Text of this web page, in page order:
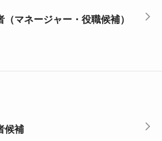
マネージャー・役職候補）
候補